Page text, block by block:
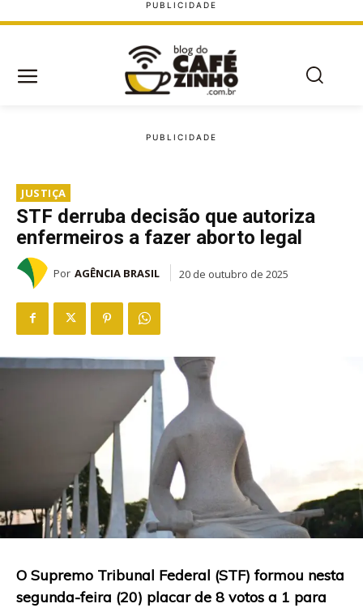
JUSTIÇA
STF derruba decisão que autoriza
enfermeiros a fazer aborto legal
Por AGÊNCIA BRASIL 20 de outubro de 2025
O Supremo Tribunal Federal (STF) formou nesta
segunda-feira (20) placar de 8 votos a 1 para